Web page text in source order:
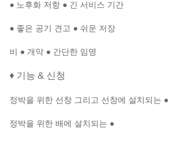
● 노후화 저항 ● 긴 서비스 기간
● 좋은 공기 견고 ● 쉬운 저장
비 ● 개악 ● 간단한 임명
♦ 기능 & 신청
정박을 위한 선창 그리고 선창에 설치되는 ●
정박을 위한 배에 설치되는 ●